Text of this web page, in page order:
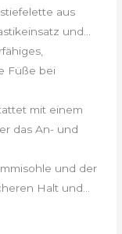
aus
und...
Füße bei
mit einem
das An- und
und der
Halt und...